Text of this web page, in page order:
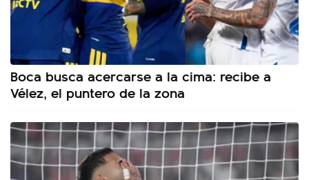
Boca busca acercarse a la cima: recibe a
Vélez, el puntero de la zona